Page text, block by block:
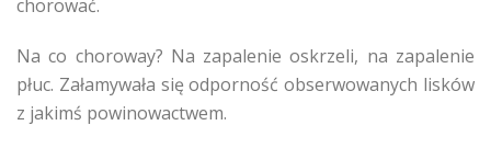
chorować.
Na co choroway? Na zapalenie oskrzeli, na zapalenie
płuc. Załamywała się odporność obserwowanych lisków
z jakimś powinowactwem.